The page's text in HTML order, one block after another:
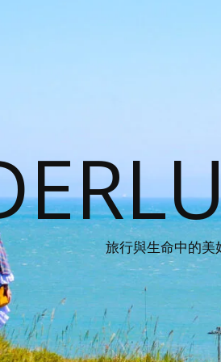
旅行與生命中的美